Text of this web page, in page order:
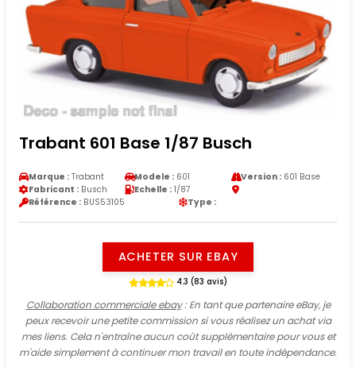
Trabant 601 Base 1/87 Busch
Marque : Trabant Modele : 601 Version :601 Base
Fabricant : Busch Echelle : 1/87
Référence : BUS53105 Type :
ACHETER SUR EBAY
4.3 (83 avis)
Collaboration commerciale ebay: En tant que partenaire eBay, je
peux recevoir une petite commission si vous réalisez un achat via
mes liens. Cela n'entraîne aucun coût supplémentaire pour vous et
m'aide simplement à continuer mon travail en toute indépendance.